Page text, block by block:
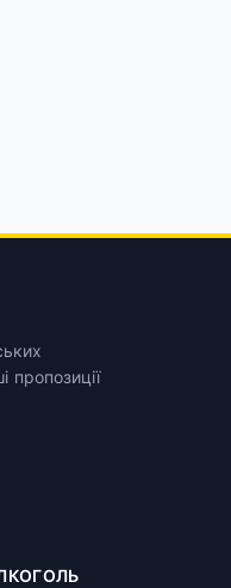
пропозиції